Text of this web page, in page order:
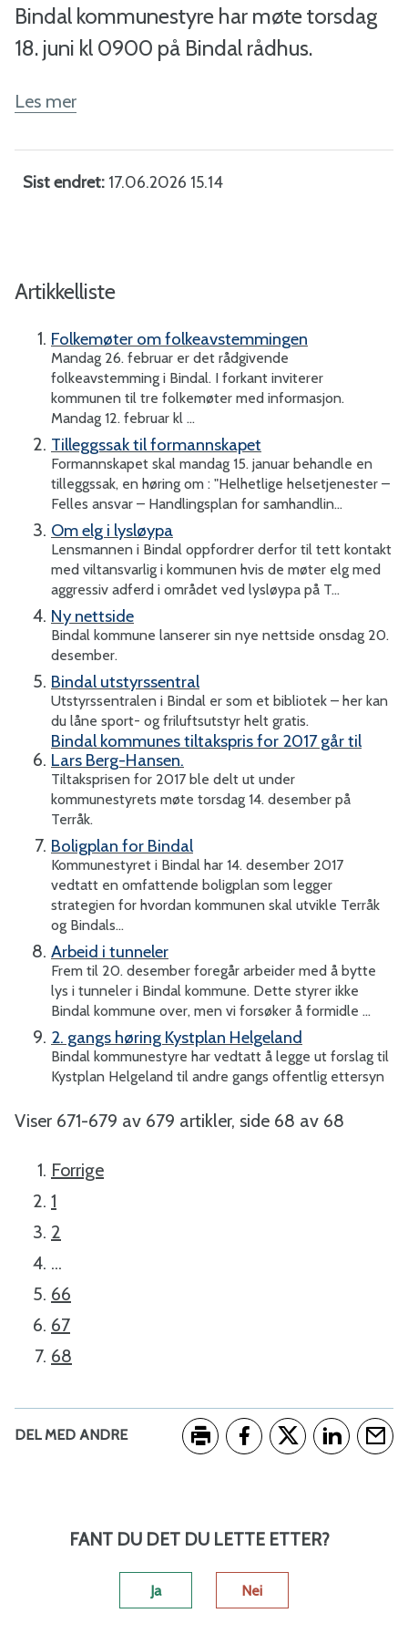
l
B
i
l
k
o
m
m
u
n
Bindal kommunestyre har møte torsdag
18. juni kl 0900 på Bindal rådhus.
Les mer
Sist endret 17.06.2026 15.14
Artikkelliste
Folkemøter om folkeavstemmingen
Mandag 26. februar er det rådgivende
folkeavstemming i Bindal. I forkant inviterer
kommunen til tre folkemøter med informasjon.
Mandag 12. februar kl ...
Tilleggssak til formannskapet
Formannskapet skal mandag 15. januar behandle en
tilleggssak, en høring om : "Helhetlige helsetjenester –
Felles ansvar – Handlingsplan for samhandlin...
Om elg i lysløypa
Lensmannen i Bindal oppfordrer derfor til tett kontakt
med viltansvarlig i kommunen hvis de møter elg med
aggressiv adferd i området ved lysløypa på T...
Ny nettside
Bindal kommune lanserer sin nye nettside onsdag 20.
desember.
Bindal utstyrssentral
Utstyrssentralen i Bindal er som et bibliotek – her kan
du låne sport- og friluftsutstyr helt gratis.
Bindal kommunes tiltakspris for 2017 går til
Lars Berg-Hansen.
Tiltaksprisen for 2017 ble delt ut under
kommunestyrets møte torsdag 14. desember på
Terråk.
Boligplan for Bindal
Kommunestyret i Bindal har 14. desember 2017
vedtatt en omfattende boligplan som legger
strategien for hvordan kommunen skal utvikle Terråk
og Bindals...
Arbeid i tunneler
Frem til 20. desember foregår arbeider med å bytte
lys i tunneler i Bindal kommune. Dette styrer ikke
Bindal kommune over, men vi forsøker å formidle ...
2. gangs høring Kystplan Helgeland
Bindal kommunestyre har vedtatt å legge ut forslag til
Kystplan Helgeland til andre gangs offentlig ettersyn
Viser 671-679 av 679 artikler, side 68 av 68
Forrige
1
2
...
66
67
68
DEL MED ANDRE
FANT DU DET DU LETTE ETTER?
Ja Nei